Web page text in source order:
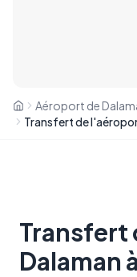
Aéroport de
Transfert
Dalaman